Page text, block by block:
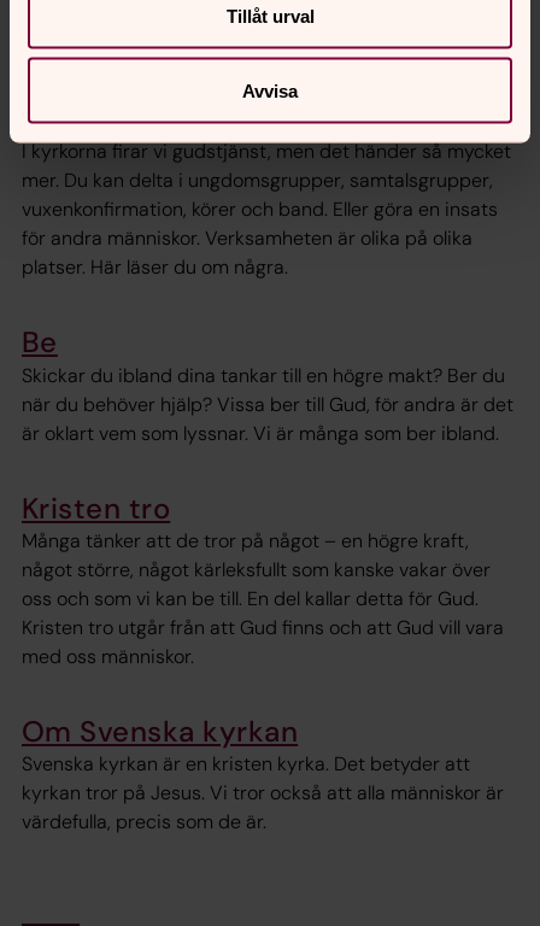
Tillåt urval
Avvisa
brukar göra det som är tungt lättare att bära. I kyrkan
finns alltid någon som lyssnar. Det kostar inget.
Engagera dig
I kyrkorna firar vi gudstjänst, men det händer så mycket
mer. Du kan delta i ungdomsgrupper, samtalsgrupper,
vuxenkonfirmation, körer och band. Eller göra en insats
för andra människor. Verksamheten är olika på olika
platser. Här läser du om några.
Be
Skickar du ibland dina tankar till en högre makt? Ber du
när du behöver hjälp? Vissa ber till Gud, för andra är det
är oklart vem som lyssnar. Vi är många som ber ibland.
Kristen tro
Många tänker att de tror på något – en högre kraft,
något större, något kärleksfullt som kanske vakar över
oss och som vi kan be till. En del kallar detta för Gud.
Kristen tro utgår från att Gud finns och att Gud vill vara
med oss människor.
Om Svenska kyrkan
Svenska kyrkan är en kristen kyrka. Det betyder att
kyrkan tror på Jesus. Vi tror också att alla människor är
värdefulla, precis som de är.